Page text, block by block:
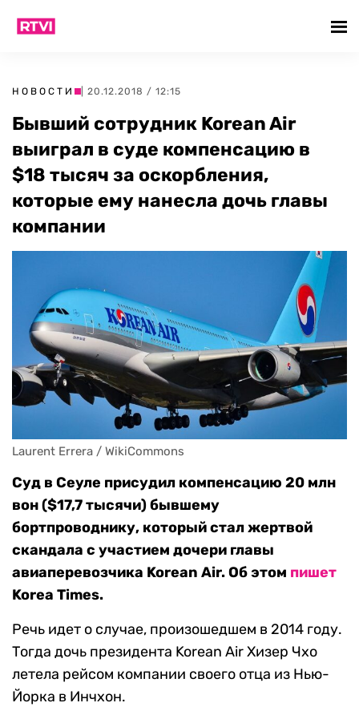
НОВОСТИ | 20.12.2018 / 12:15
Бывший сотрудник Korean Air
выиграл в суде компенсацию в
$18 тысяч за оскорбления,
которые ему нанесла дочь главы
компании
Laurent Errera / WikiCommons
Суд в Сеуле присудил компенсацию 20 млн
вон ($17,7 тысячи) бывшему
бортпроводнику, который стал жертвой
скандала с участием дочери главы
авиаперевозчика Korean Air. Об этом пишет
Korea Times.
Речь идет о случае, произошедшем в 2014 году.
Тогда дочь президента Korean Air Хизер Чхо
летела рейсом компании своего отца из Нью-
Йорка в Инчхон.